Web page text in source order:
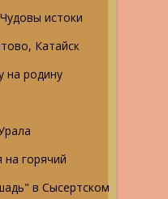
истоки
Катайск
на родину
на горячий
в Сысертском